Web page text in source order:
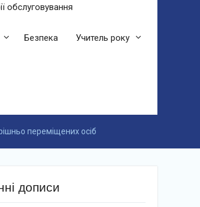
обслуговування
Безпека Учитель року
переміщених осіб
дописи